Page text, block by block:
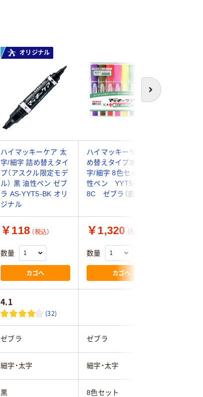
次へ
オリジナル
ハイマッキーケア 太
字/細字 詰め替えタイ
プ（アスクル限定モデ
ル） 黒 油性ペン ゼブ
ラ AS-YYT5-BK オリ
ジナル
ハイマッキーケア 詰
め替えタイプ本体 太
字/細字 8色セット 油
性ペン YYT5ー
8C ゼブラ（直送品）
￥118 （税込）
数量
カゴへ
￥1,320 （税込）
数量
カゴへ
4.1
(32)
ゼブラ ゼブラ
細字・太字 細字・太字
黒 8色セット